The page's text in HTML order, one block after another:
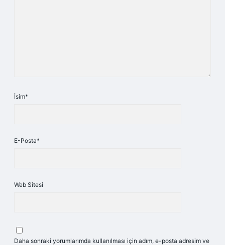
İsim*
E-Posta*
Web Sitesi
Daha sonraki yorumlarımda kullanılması için adım, e-posta adresim ve